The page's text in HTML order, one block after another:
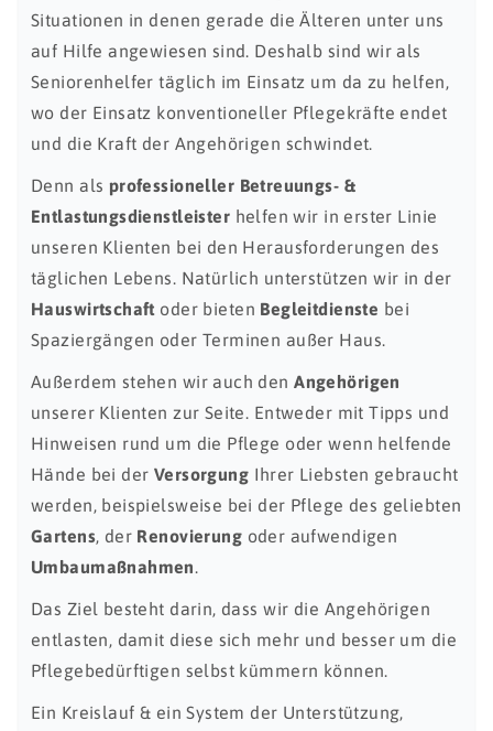
Situationen in denen gerade die Älteren unter uns
auf Hilfe angewiesen sind. Deshalb sind wir als
Seniorenhelfer täglich im Einsatz um da zu helfen,
wo der Einsatz konventioneller Pflegekräfte endet
und die Kraft der Angehörigen schwindet.
Denn als professioneller Betreuungs- &
Entlastungsdienstleister helfen wir in erster Linie
unseren Klienten bei den Herausforderungen des
täglichen Lebens. Natürlich unterstützen wir in der
Hauswirtschaft oder bieten Begleitdienste bei
Spaziergängen oder Terminen außer Haus.
Außerdem stehen wir auch denAngehörigen
unserer Klienten zur Seite. Entweder mit Tipps und
Hinweisen rund um die Pflege oder wenn helfende
Hände bei der Versorgung Ihrer Liebsten gebraucht
werden, beispielsweise bei der Pflege des geliebten
Gartens, der Renovierung oder aufwendigen
Umbaumaßnahmen
Das Ziel besteht darin, dass wir die Angehörigen
entlasten, damit diese sich mehr und besser um die
Pflegebedürftigen selbst kümmern können.
Ein Kreislauf & ein System der Unterstützung,